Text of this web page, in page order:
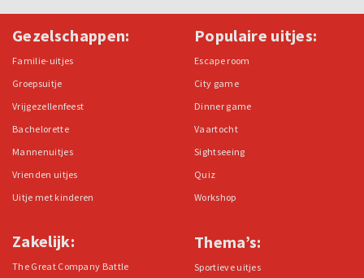
Gezelschappen:
Familie-uitjes
Groepsuitje
Vrijgezellenfeest
Bachelorette
Mannenuitjes
Vrienden uitjes
Uitje met kinderen
Zakelijk:
The Great Company Battle
Populaire uitjes:
Escape room
City game
Dinner game
Vaartocht
Sightseeing
Quiz
Workshop
Thema’s:
Sportieve uitjes